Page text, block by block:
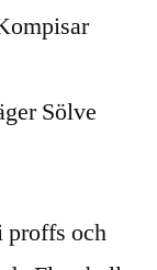
Sölve
proffs och